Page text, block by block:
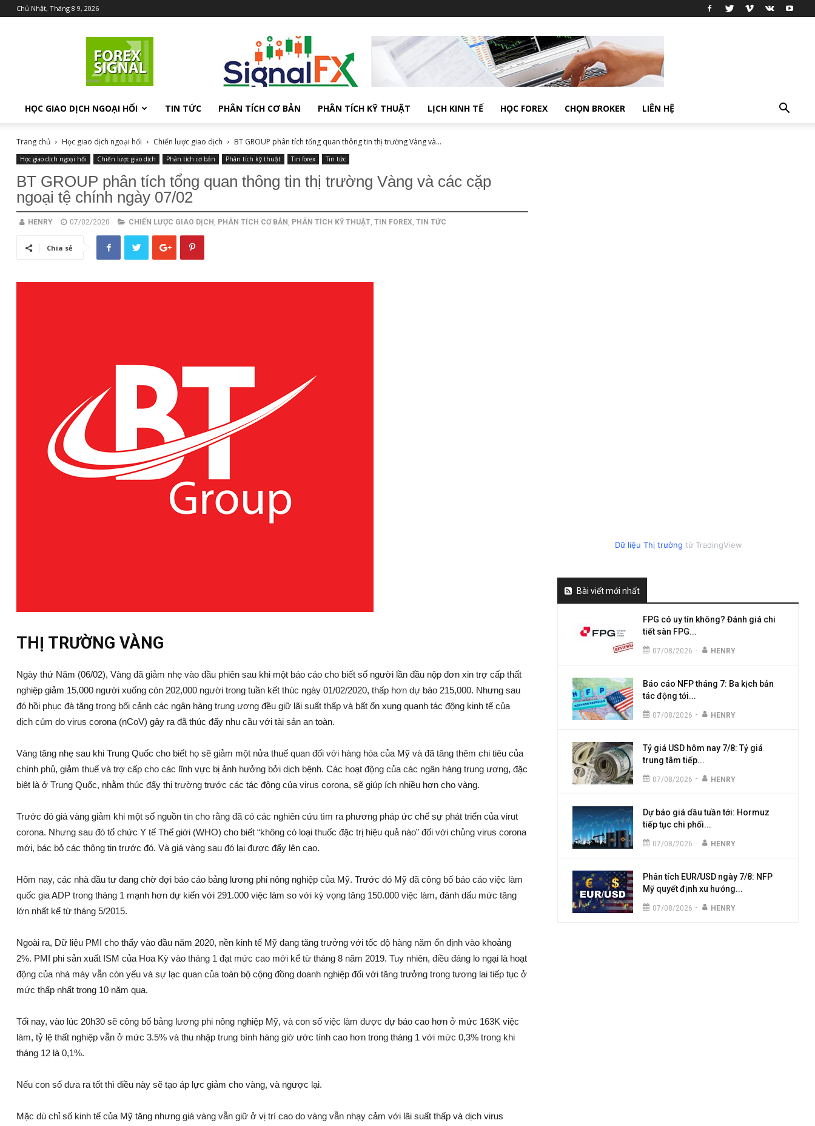
Chủ Nhật, Tháng 8 9, 2026
HỌC GIAO DỊCH NGOẠI HỐI
TIN TỨC PHÂN TÍCH CƠ BẢN PHÂN TÍCH KỸ THUẬT LỊCH KINH TẾ HỌC FOREX CHỌN BROKER LIÊN HỆ
Trang chủ Học giao dịch ngoại hối Chiến lược giao dịch BT GROUP phân tích tổng quan thông tin thị trường Vàng và...
Học giao dịch ngoại hối Chiến lược giao dịch Phân tích cơ bản Phân tích kỹ thuật Tin forex Tin tức
BT GROUP phân tích tổng quan thông tin thị trường Vàng và các cặp
ngoại tệ chính ngày 07/02
HENRY 07/02/2020 CHIẾN LƯỢC GIAO DỊCH , PHÂN TÍCH CƠ BẢN , PHÂN TÍCH KỸ THUẬT, TIN FOREX, TIN TỨC
Chia sẻ
THỊ TRƯỜNG VÀNG
Ngày thứ Năm (06/02), Vàng đã giảm nhẹ vào đầu phiên sau khi một báo cáo cho biết số người lần đầu nộp đơn xin trợ cấp thất
nghiệp giảm 15,000 người xuống còn 202,000 người trong tuần kết thúc ngày 01/02/2020, thấp hơn dự báo 215,000. Nhưng sau
đó hồi phục đà tăng trong bối cảnh các ngân hàng trung ương đều giữ lãi suất thấp và bất ổn xung quanh tác động kinh tế của
dịch cúm do virus corona (nCoV) gây ra đã thúc đẩy nhu cầu với tài sản an toàn.
Vàng tăng nhẹ sau khi Trung Quốc cho biết họ sẽ giảm một nửa thuế quan đối với hàng hóa của Mỹ và đã tăng thêm chi tiêu của
chính phủ, giảm thuế và trợ cấp cho các lĩnh vực bị ảnh hưởng bởi dịch bệnh. Các hoạt động của các ngân hàng trung ương, đặc
biệt là ở Trung Quốc, nhằm thúc đẩy thị trường trước các tác động của virus corona, sẽ giúp ích nhiều hơn cho vàng.
Trước đó giá vàng giảm khi một số nguồn tin cho rằng đã có các nghiên cứu tìm ra phương pháp ức chế sự phát triển của virut
corona. Nhưng sau đó tổ chức Y tế Thế giới (WHO) cho biết “không có loại thuốc đặc trị hiệu quả nào” đối với chủng virus corona
mới, bác bỏ các thông tin trước đó. Và giá vàng sau đó lại được đẩy lên cao.
Hôm nay, các nhà đầu tư đang chờ đợi báo cáo bảng lương phi nông nghiệp của Mỹ. Trước đó Mỹ đã công bố báo cáo việc làm
quốc gia ADP trong tháng 1 mạnh hơn dự kiến với 291.000 việc làm so với kỳ vọng tăng 150.000 việc làm, đánh dấu mức tăng
lớn nhất kể từ tháng 5/2015.
Ngoài ra, Dữ liệu PMI cho thấy vào đầu năm 2020, nền kinh tế Mỹ đang tăng trưởng với tốc độ hàng năm ổn định vào khoảng
2%. PMI phi sản xuất ISM của Hoa Kỳ vào tháng 1 đạt mức cao mới kể từ tháng 8 năm 2019. Tuy nhiên, điều đáng lo ngại là hoạt
động của nhà máy vẫn còn yếu và sự lạc quan của toàn bộ cộng đồng doanh nghiệp đối với tăng trưởng trong tương lai tiếp tục ở
mức thấp nhất trong 10 năm qua.
Tối nay, vào lúc 20h30 sẽ công bố bảng lương phi nông nghiệp Mỹ, và con số việc làm được dự báo cao hơn ở mức 163K việc
làm, tỷ lệ thất nghiệp vẫn ở mức 3.5% và thu nhập trung bình hàng giờ ước tính cao hơn trong tháng 1 với mức 0,3% trong khi
tháng 12 là 0,1%.
Nếu con số đưa ra tốt thì điều này sẽ tạo áp lực giảm cho vàng, và ngược lại.
Mặc dù chỉ số kinh tế của Mỹ tăng nhưng giá vàng vẫn giữ ở vị trí cao do vàng vẫn nhạy cảm với lãi suất thấp và dịch virus
Dữ liệu Thị trường từ TradingView
Bài viết mới nhất
FPG có uy tín không? Đánh giá chi
tiết sàn FPG...
07/08/2026 - HENRY
Báo cáo NFP tháng 7: Ba kịch bản
tác động tới...
07/08/2026 - HENRY
Tỷ giá USD hôm nay 7/8: Tỷ giá
trung tâm tiếp...
07/08/2026 - HENRY
Dự báo giá dầu tuần tới: Hormuz
tiếp tục chi phối...
07/08/2026 - HENRY
Phân tích EUR/USD ngày 7/8: NFP
Mỹ quyết định xu hướng...
07/08/2026 - HENRY